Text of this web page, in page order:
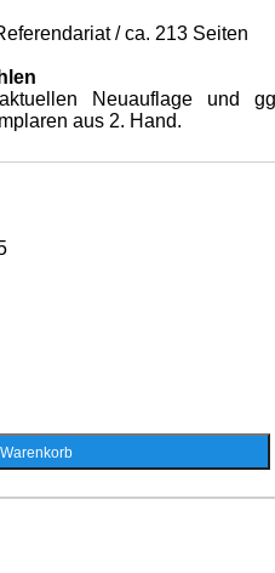
/ ca. 213 Seiten
Neuauflage und
aus 2. Hand.